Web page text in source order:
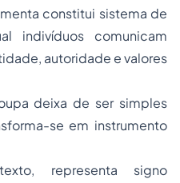
constitui sistema de
indivíduos comunicam
autoridade e valores
deixa de ser simples
se em instrumento
representa signo